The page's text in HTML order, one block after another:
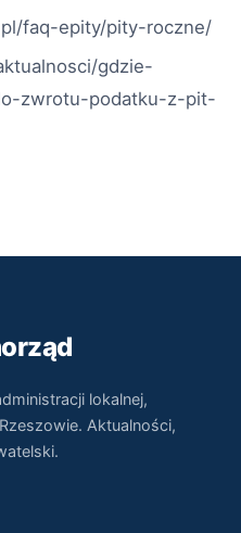
faq-epity/pity-roczne/
gdzie-
zwrotu-podatku-z-pit-
lokalnej,
Aktualności,